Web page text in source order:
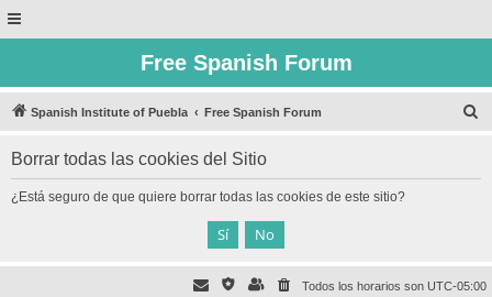
Free Spanish Forum
Spanish Institute of Puebla Free Spanish Forum
Borrar todas las cookies del Sitio
¿Está seguro de que quiere borrar todas las cookies de este sitio?
Todos los horarios son UTC-05:00